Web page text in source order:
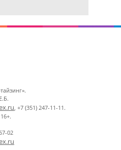
, +7 (351) 247-11-11.
02